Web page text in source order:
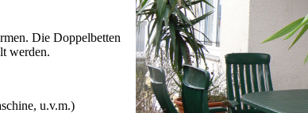
Die Doppelbetten
werden.
u.v.m.)